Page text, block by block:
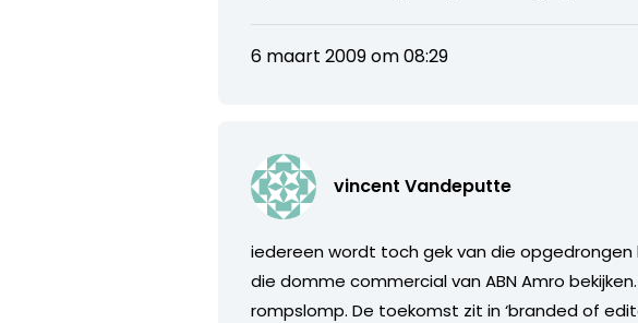
6 maart 2009 om 08:29
vincent Vandeputte
iedereen wordt toch gek van die
die domme commercial van ABN Amro
rompslomp. De toekomst zit in ‘branded of